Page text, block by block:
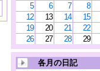
5
6 7 8
12
13 14 15
19
20 21 22
26
27 28 29
各月の日記